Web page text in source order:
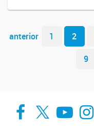
Navegador de
anterior 1 2
9
Facebook
X